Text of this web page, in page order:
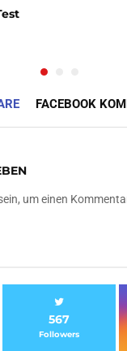
FACEBOOK
um einen
567
Followers